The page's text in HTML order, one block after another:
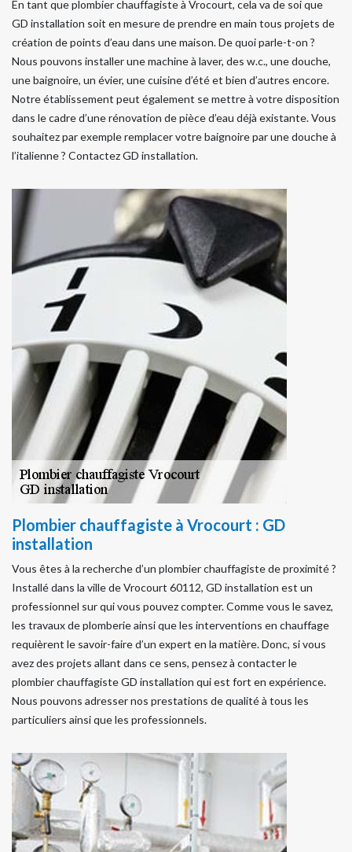
En tant que plombier chauffagiste à Vrocourt, cela va de soi que
GD installation soit en mesure de prendre en main tous projets de
création de points d’eau dans une maison. De quoi parle-t-on ?
Nous pouvons installer une machine à laver, des w.c., une douche,
une baignoire, un évier, une cuisine d’été et bien d’autres encore.
Notre établissement peut également se mettre à votre disposition
dans le cadre d’une rénovation de pièce d’eau déjà existante. Vous
souhaitez par exemple remplacer votre baignoire par une douche à
l’italienne ? Contactez GD installation.
Plombier chauffagiste à Vrocourt : GD
installation
Vous êtes à la recherche d’un plombier chauffagiste de proximité ?
Installé dans la ville de Vrocourt 60112, GD installation est un
professionnel sur qui vous pouvez compter. Comme vous le savez,
les travaux de plomberie ainsi que les interventions en chauffage
requièrent le savoir-faire d’un expert en la matière. Donc, si vous
avez des projets allant dans ce sens, pensez à contacter le
plombier chauffagiste GD installation qui est fort en expérience.
Nous pouvons adresser nos prestations de qualité à tous les
particuliers ainsi que les professionnels.